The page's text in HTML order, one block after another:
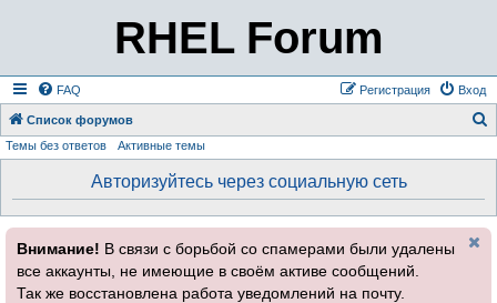
RHEL Forum
FAQ Вход
Регистрация
Список форумов
Темы без ответов Активные темы
Авторизуйтесь через социальную сеть
Внимание! В связи с борьбой со спамерами были удалены
все аккаунты, не имеющие в своём активе сообщений.
Так же восстановлена работа уведомлений на почту.